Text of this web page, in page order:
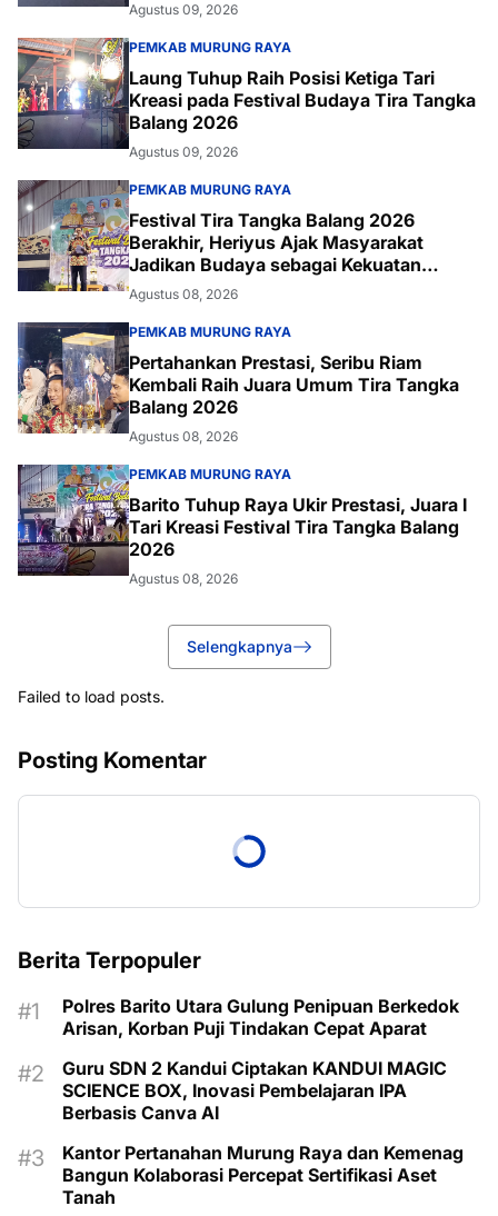
Agustus 09, 2026
PEMKAB MURUNG RAYA
Laung Tuhup Raih Posisi Ketiga Tari
Kreasi pada Festival Budaya Tira Tangka
Balang 2026
Agustus 09, 2026
PEMKAB MURUNG RAYA
Festival Tira Tangka Balang 2026
Berakhir, Heriyus Ajak Masyarakat
Jadikan Budaya sebagai Kekuatan
Daerah
Agustus 08, 2026
PEMKAB MURUNG RAYA
Pertahankan Prestasi, Seribu Riam
Kembali Raih Juara Umum Tira Tangka
Balang 2026
Agustus 08, 2026
PEMKAB MURUNG RAYA
Barito Tuhup Raya Ukir Prestasi, Juara I
Tari Kreasi Festival Tira Tangka Balang
2026
Agustus 08, 2026
Selengkapnya
Failed to load posts.
Posting Komentar
Berita Terpopuler
Polres Barito Utara Gulung Penipuan Berkedok
Arisan, Korban Puji Tindakan Cepat Aparat
Guru SDN 2 Kandui Ciptakan KANDUI MAGIC
SCIENCE BOX, Inovasi Pembelajaran IPA
Berbasis Canva AI
Kantor Pertanahan Murung Raya dan Kemenag
Bangun Kolaborasi Percepat Sertifikasi Aset
Tanah